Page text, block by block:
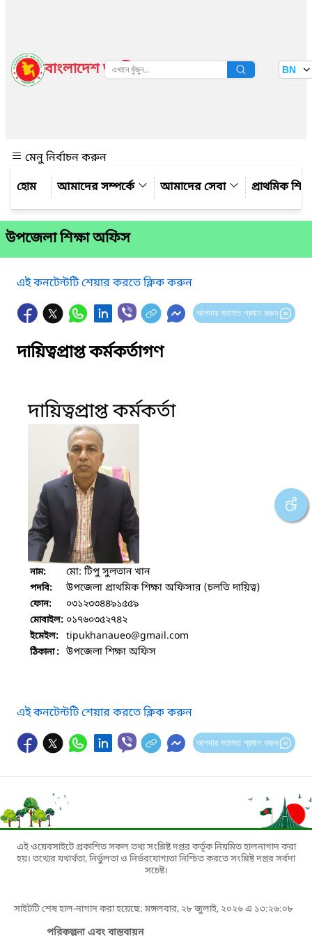
বাংলাদেশ জাতীয় তথ্য বাতায়ন BN
মেনু নির্বাচন করুন
আমাদের সম্পর্কে
আমাদের সেবা প্রাথমিক
উপজেলা শিক্ষা অফিস
এই কনটেন্টটি শেয়ার করতে ক্লিক করুন
আপনার মতামত প্রদান করুন
দায়িত্বপ্রাপ্ত কর্মকর্তাগণ
দায়িত্বপ্রাপ্ত কর্মকর্তা
নাম: মো: টিপু সুলতান খান
পদবি: উপজেলা প্রাথমিক শিক্ষা অফিসার (চলতি দায়িত্ব)
ফোন: ০৩১২৩৩৪৪৯১৫৫৯
মোবাইল: ০১৭৬০৩৫২৭৪২
ইমেইল: tipukhanaueo@gmail.com
ঠিকানা : উপজেলা শিক্ষা অফিস
এই কনটেন্টটি শেয়ার করতে ক্লিক করুন
আপনার মতামত প্রদান করুন
এই ওয়েবসাইটে প্রকাশিত সকল তথ্য সংশ্লিষ্ট দপ্তর কর্তৃক নিয়মিত হালনাগাদ করা
হয়। তথ্যের যথার্থতা, নির্ভুলতা ও নির্ভরযোগ্যতা নিশ্চিত করতে সংশ্লিষ্ট দপ্তর সর্বদা
সচেষ্ট।
সাইটটি শেষ হাল-নাগাদ করা হয়েছে: মঙ্গলবার, ২৮ জুলাই, ২০২৬ এ ১৩:২৬:০৮
পরিকল্পনা এবং বাস্তবায়ন